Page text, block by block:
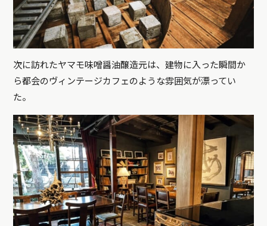
次に訪れたヤマモ味噌醤油醸造元は、建物に入った瞬間か
ら都会のヴィンテージカフェのような雰囲気が漂ってい
た。